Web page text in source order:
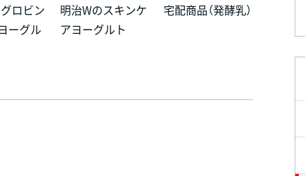
ロビン
ーグル
明治Wのスキンケ
アヨーグルト
宅配商品（発酵乳）